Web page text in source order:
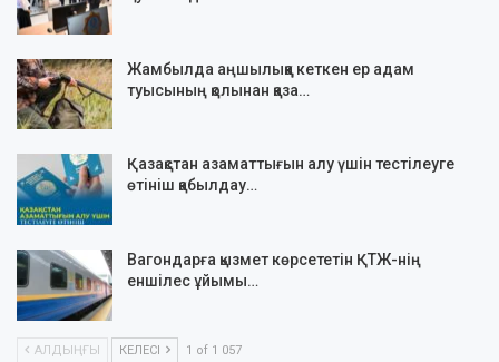
Жамбылда аңшылыққа кеткен ер адам
туысының қолынан қаза…
Қазақстан азаматтығын алу үшін тестілеуге
өтініш қабылдау…
Вагондарға қызмет көрсететін ҚТЖ-нің
еншілес ұйымы…
АЛДЫҢҒЫ КЕЛЕСІ 1 of 1 057